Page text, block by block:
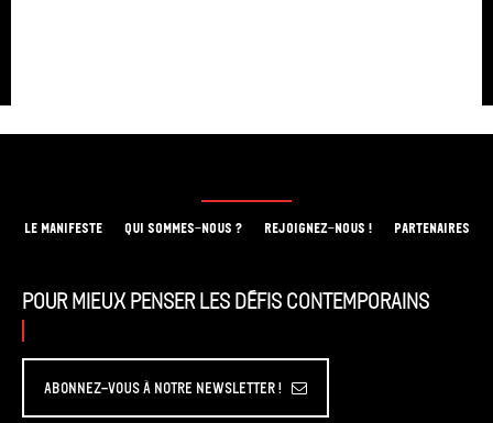
LE MANIFESTE QUI SOMMES-NOUS ? REJOIGNEZ-NOUS ! PARTENAIRES
Pour mieux penser les défis contemporains
Abonnez-vous à Notre Newsletter !